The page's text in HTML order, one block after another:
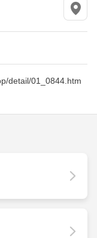
detail/01_0844.htm